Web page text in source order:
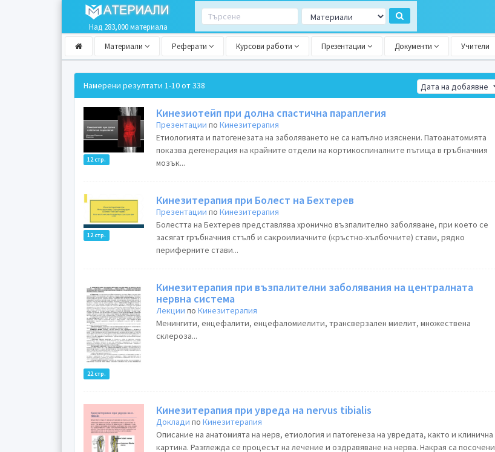
Над 283,000 материала
Материали Реферати Курсови работи Презентации Документи Учители
Намерени резултати 1-10 от 338
12 стр.
Кинезиотейп при долна спастична параплегия
Презентации поКинезитерапия
Етиологията и патогенезата на заболяването не са напълно изяснени. Патоанатомията
показва дегенерация на крайните отдели на кортикоспиналните пътища в гръбначния
мозък...
12 стр.
Кинезитерапия при Болест на Бехтерев
Презентации поКинезитерапия
Болестта на Бехтерев представлява хронично възпалително заболяване, при което се
засягат гръбначния стълб и сакроилиачните (кръстно-хълбочните) стави, рядко
периферните стави...
22 стр.
Кинезитерапия при възпалителни заболявания на централната
нервна система
Лекции поКинезитерапия
Менингити, енцефалити, енцефаломиелити, трансверзален миелит, множествена
склероза...
Кинезитерапия при увреда на nervus tibialis
Доклади поКинезитерапия
Описание на анатомията на нерв, етиология и патогенеза на увредата, както и клинична
картина. Разглежда се процесът на лечение и оздравяване на нерва. Накрая са посочени